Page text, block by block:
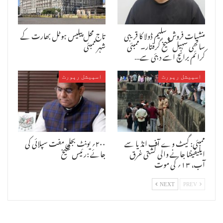
پی کے سرکردہ اراکین نے بھی آواز میں آواز ملائی لیکن اتحاد گروپ قائد
ناصر صدیقی اپوزیشن لیڈر ضمیر احمد قادری کے علاوہ کانگریس کے سینئر
کارپوریٹر افسر خان نے اس کی سخت مخالفت کی۔ناصر صدیقی نے کہا کہ کسی
بھی کارپوریٹر کو میٹنگ میں آنے سے قانوناً روکا نہیں جاسکتا۔لہذاایم
آئی ایم کارپوریٹر سید متین کو میٹنگ میں بیٹھنے کی اجازت دی جائے۔
اپوزیشن لیڈر ضمیر احمد قادری نے بھی اس مطالبہ کی پرزور حمایت کی
دکھائی دئیے۔ان کارپوریٹرس کا صرف ایک ہی مطالبہ تھا کہ صرف متین
میٹنگ میں نہ آئے بالآخران کارپوریٹرس کو خوش کرتے ہوئے نند کمار
گھوڑیلے نے سیدعبدالمتین کو میٹنگ میں آنے سے روک دیا۔اس پر کافی دیر
تک سوال جواب اور تکرار جاری رہی ۔ ایم آئی ایم اراکین میئر کے اجلاس تک
پہنچ گئے اور وہ قانون کی دہائی دیتے رہے لیکن شاید میئر من مانی کرنے
پر تلے ہوئے تھے وہ ایم آئی ایم اراکین کی بات کو ماننے سے انکار کرتے
رہے۔میئر کے ہٹ دھرمی کو دیکھتے ہوئے ایم آئی ایم اراکین میئر کے اجلاس
کے پاس دھرنے پر بیٹھ گئے ان کا مطالبہ تھا کہ جب تک کارپوریٹر سید
متین کومیٹنگ میں نہ آنے دینے کا فیصلہ واپس نہیں لیا جاتا تب تک وہ
دھرنے پر سے نہیں اٹھیں گے۔میئر کارپوریٹرس سمجھا منا کر درمیانی
راستہ تلاش کرنے کے بجائے یہ دھمکی دیتے رہے کہ وہ دھرنے پر سے اٹھ
جائیں ورنہ ان تمام کی رکنیت میٹنگ کے ختم ہونے تک یعنی ایک دن کے لئے
منشیات فروش سلیم ڈولا کا قریبی
ساتھی سہیل شیخ گرفتار۔ ممبئی
کرائم برانچ اسے دبئی سے…
تاج محل پیلیس ہوٹل بھارت کے
شہر ممبئی
اسپیشل رپورٹ
ممبئی: گیٹ وے آف انڈیا سے
ایلیفینٹا جانے والی کشتی غرق
آب، ۱۳؍ کی موت
اسپیشل رپورٹ
۲۰۰؍ یونٹ بجلی مفت سپلائی کی
جائے :رئیس شیخ
NEXT